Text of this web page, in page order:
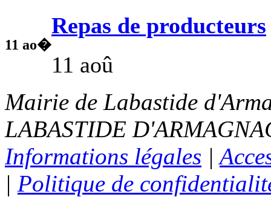
11 ao�
Repas de producteurs
11 aoû
Mairie de Labastide
LABASTIDE
Informations légales |
| Politique de